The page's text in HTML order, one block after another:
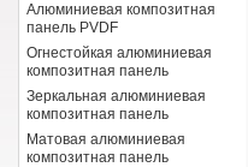
Алюминиевая композитная
панель PVDF
Огнестойкая алюминиевая
композитная панель
Зеркальная алюминиевая
композитная панель
Матовая алюминиевая
композитная панель